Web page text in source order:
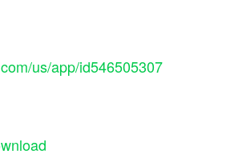
us/app/id546505307